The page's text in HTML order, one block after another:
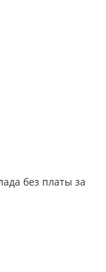
без платы за